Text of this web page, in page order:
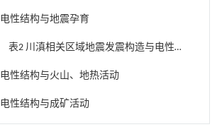
电性结构与地震孕育
表2 川滇相关区域地震发震构造与电性
电性结构与火山、地热活动
电性结构与成矿活动